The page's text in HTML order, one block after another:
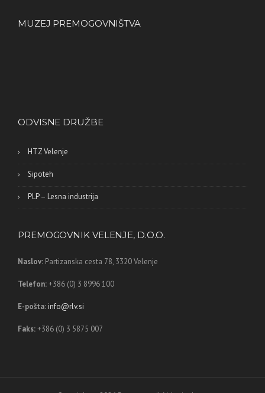
MUZEJ PREMOGOVNIŠTVA
ODVISNE DRUŽBE
HTZ Velenje
Sipoteh
PLP – Lesna industrija
PREMOGOVNIK VELENJE, D.O.O.
Naslov: Partizanska cesta 78, 3320 Velenje
Telefon:+386 (0) 3 8996 100
E-pošta: info@rlv.si
Faks:+386 (0) 3 5875 007